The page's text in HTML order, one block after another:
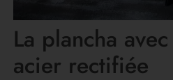
La plancha
acier rectifiée